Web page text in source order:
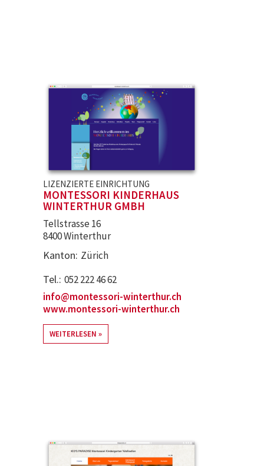
LIZENZIERTE EINRICHTUNG
MONTESSORI KINDERHAUS
WINTERTHUR GMBH
Tellstrasse 16
8400 Winterthur
Kanton Zürich
Tel. 052 222 46 62
info@montessori-winterthur.ch
www.montessori-winterthur.ch
WEITERLESEN